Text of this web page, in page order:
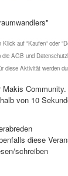
Klick auf "Kaufen" oder
die AGB und
diese Aktivität werden
Makis Community.
von 10
diese
schreiben